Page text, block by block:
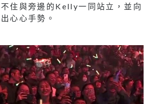
住與旁邊的Kelly一同站立，並向
心心手勢。